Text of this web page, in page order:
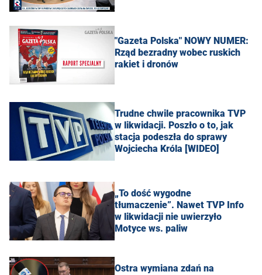
"Gazeta Polska" NOWY NUMER:
Rząd bezradny wobec ruskich
rakiet i dronów
Trudne chwile pracownika TVP
w likwidacji. Poszło o to, jak
stacja podeszła do sprawy
Wojciecha Króla [WIDEO]
„To dość wygodne
tłumaczenie”. Nawet TVP Info
w likwidacji nie uwierzyło
Motyce ws. paliw
Ostra wymiana zdań na